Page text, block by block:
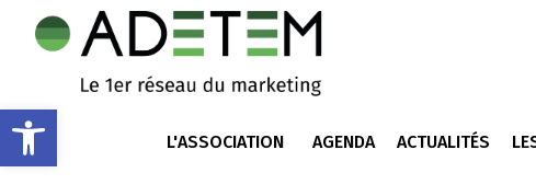
Ouvrir la barre d’outils
L'ASSOCIATION AGENDA ACTUALITÉS